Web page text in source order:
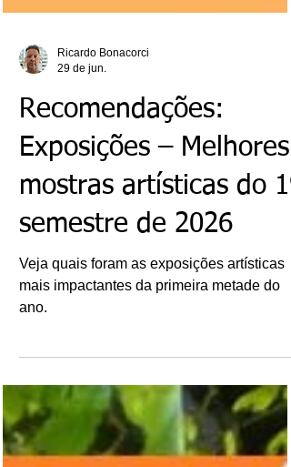
Ricardo Bonacorci
29 de jun.
Recomendações:
Exposições – Melhores
mostras artísticas do 1º
semestre de 2026
ano.